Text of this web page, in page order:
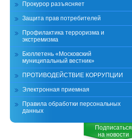
Прокурор разъясняет
Защита прав потребителей
Профилактика терроризма и
экстремизма
Бюллетень «Московский
муниципальный вестник»
ПРОТИВОДЕЙСТВИЕ КОРРУПЦИИ
Электронная приемная
Правила обработки персональных
данных
Подписаться
на новости